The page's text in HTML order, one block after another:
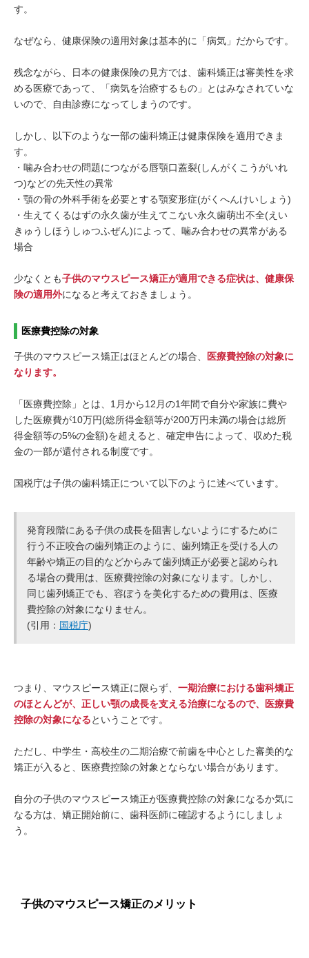
す。
なぜなら、健康保険の適用対象は基本的に「病気」だからです。
残念ながら、日本の健康保険の見方では、歯科矯正は審美性を求
める医療であって、「病気を治療するもの」とはみなされていな
いので、自由診療になってしまうのです。
しかし、以下のような一部の歯科矯正は健康保険を適用できま
す。
・噛み合わせの問題につながる唇顎口蓋裂(しんがくこうがいれ
つ)などの先天性の異常
・顎の骨の外科手術を必要とする顎変形症(がくへんけいしょう)
・生えてくるはずの永久歯が生えてこない永久歯萌出不全(えい
きゅうしほうしゅつふぜん)によって、噛み合わせの異常がある
場合
少なくとも子供のマウスピース矯正が適用できる症状は、健康保
険の適用外になると考えておきましょう。
医療費控除の対象
子供のマウスピース矯正はほとんどの場合、
医療費控除の対象に
なります。
「医療費控除」とは、1月から12月の1年間で自分や家族に費や
した医療費が10万円(総所得金額等が200万円未満の場合は総所
得金額等の5%の金額)を超えると、確定申告によって、収めた税
金の一部が還付される制度です。
国税庁は子供の歯科矯正について以下のように述べています。
発育段階にある子供の成長を阻害しないようにするために
行う不正咬合の歯列矯正のように、歯列矯正を受ける人の
年齢や矯正の目的などからみて歯列矯正が必要と認められ
る場合の費用は、医療費控除の対象になります。しかし、
同じ歯列矯正でも、容ぼうを美化するための費用は、医療
費控除の対象になりません。
(引用： 国税庁)
つまり、マウスピース矯正に限らず、 一期治療における歯科矯正
のほとんどが、正しい顎の成長を支える治療になるので、医療費
控除の対象になるということです。
ただし、中学生・高校生の二期治療で前歯を中心とした審美的な
矯正が入ると、医療費控除の対象とならない場合があります。
自分の子供のマウスピース矯正が医療費控除の対象になるか気に
なる方は、矯正開始前に、歯科医師に確認するようにしましょ
う。
子供のマウスピース矯正のメリット